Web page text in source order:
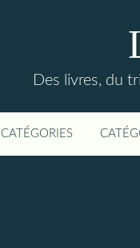
Des livres, du
CATÉGORIES